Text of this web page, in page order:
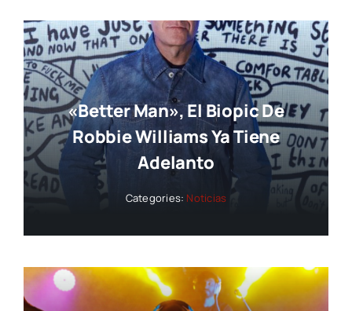
«Better Man», El Biopic De
Robbie Williams Ya Tiene
Adelanto
Categories: Noticias